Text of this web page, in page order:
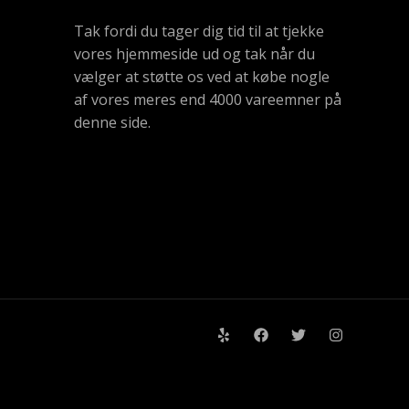
Tak fordi du tager dig tid til at tjekke
vores hjemmeside ud og tak når du
vælger at støtte os ved at købe nogle
af vores meres end 4000 vareemner på
denne side.